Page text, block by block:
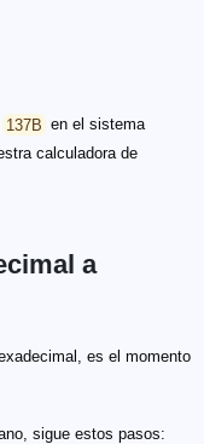
137B en el sistema
calculadora de
a
es el momento
sigue estos pasos: